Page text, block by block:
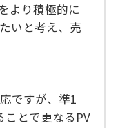
より積極的に
いと考え、売
ですが、準1
ことで更なるPV